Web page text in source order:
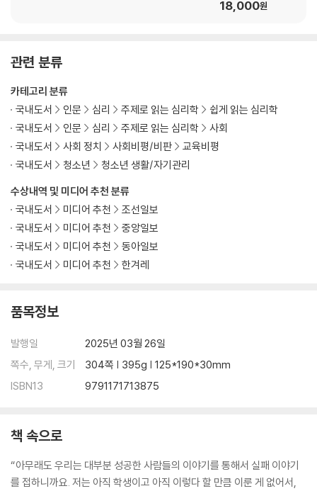
18,000원
관련 분류
수상내역 및 미디어 추천 분류
국내도서
미디어 추천
조선일보
국내도서
미디어 추천
중앙일보
국내도서
미디어 추천
동아일보
국내도서
미디어 추천 한겨레
카테고리 분류
국내도서
인문 심리 주제로 읽는 심리학
쉽게 읽는 심리학
국내도서
인문 심리 주제로 읽는 심리학
사회
국내도서
사회 정치 사회비평/비판
교육비평
국내도서
청소년 청소년 생활/자기관리
품목정보
발행일
2025년 03월 26일
쪽수, 무게, 크기
304쪽 | 395g | 125*190*30mm
ISBN13
9791171713875
책 속으로
“아무래도 우리는 대부분 성공한 사람들의 이야기를 통해서 실패 이야기
를 접하니까요. 저는 아직 학생이고 아직 이렇다 할 만큼 이룬 게 없어서,